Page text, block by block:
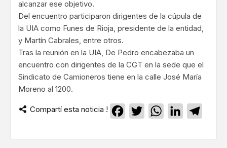
alcanzar ese objetivo.
Del encuentro participaron dirigentes de la cúpula de
la UIA como Funes de Rioja, presidente de la entidad,
y Martín Cabrales, entre otros.
Tras la reunión en la UIA, De Pedro encabezaba un
encuentro con dirigentes de la CGT en la sede que el
Sindicato de Camioneros tiene en la calle José María
Moreno al 1200.
Compartí esta noticia ! Facebook
TwitterWhatsApp
LinkedIn